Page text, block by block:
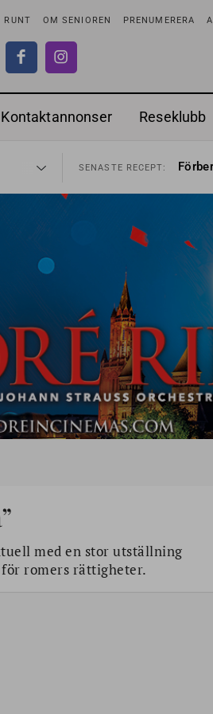
RUNT OM SENIOREN PRENUMERERA
Kontaktannonser Reseklubb
SENASTE RECEPT:
SENASTE RECEPT:
SENASTE RECEPT:
SENASTE RECEPT:
med en stor utställning
romers rättigheter.